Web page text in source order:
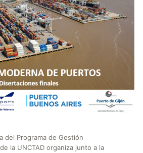
del Programa de Gestión
la UNCTAD organiza junto a la